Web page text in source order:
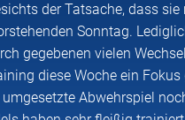
der Tatsache, dass
Sonntag.
gegebenen vielen
diese Woche ein
Abwehrspiel